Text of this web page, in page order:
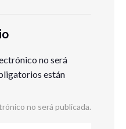
no será
están
no será publicada.